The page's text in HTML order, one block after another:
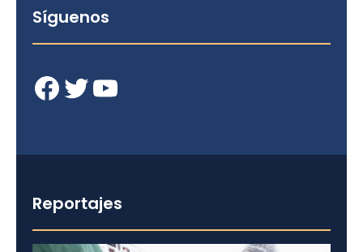
Síguenos
Facebook Twitter YouTube
Reportajes